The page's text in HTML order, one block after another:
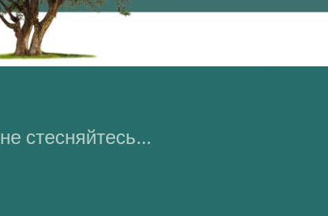
стесняйтесь…